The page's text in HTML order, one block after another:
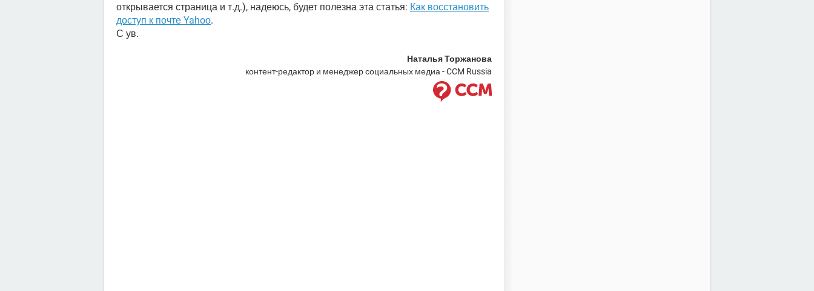
открывается страница и т.д.), надеюсь, будет полезна эта статья: Как восстановить
доступ к почте Yahoо.
С ув.
Наталья Торжанова
контент-редактор и менеджер социальных медиа - CCM Russia